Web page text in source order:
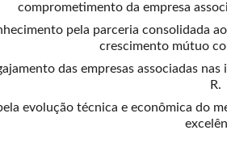
comprometimento da empresa
pela parceria consolidada
crescimento mútuo
das empresas associadas
R.
evolução técnica e econômica do